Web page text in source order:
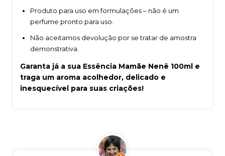
Produto para uso em formulações – não é um
perfume pronto para uso.
Não aceitamos devolução por se tratar de amostra
demonstrativa.
Garanta já a sua Essência Mamãe Nenê 100ml e
traga um aroma acolhedor, delicado e
inesquecível para suas criações!